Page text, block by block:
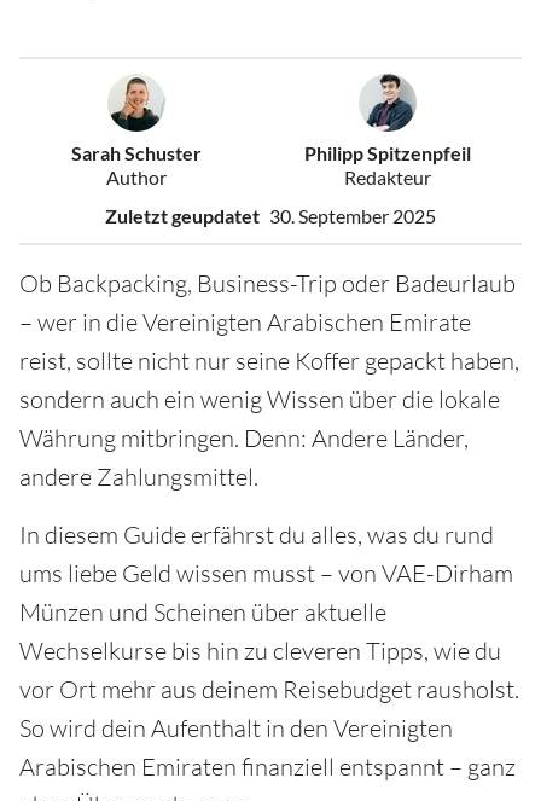
Sarah Schuster
Author
Philipp Spitzenpfeil
Redakteur
Zuletzt geupdatet 30. September 2025
Ob Backpacking, Business-Trip oder Badeurlaub
– wer in die Vereinigten Arabischen Emirate
reist, sollte nicht nur seine Koffer gepackt haben,
sondern auch ein wenig Wissen über die lokale
Währung mitbringen. Denn: Andere Länder,
andere Zahlungsmittel.
In diesem Guide erfährst du alles, was du rund
ums liebe Geld wissen musst – von VAE-Dirham
Münzen und Scheinen über aktuelle
Wechselkurse bis hin zu cleveren Tipps, wie du
vor Ort mehr aus deinem Reisebudget rausholst.
So wird dein Aufenthalt in den Vereinigten
Arabischen Emiraten finanziell entspannt – ganz